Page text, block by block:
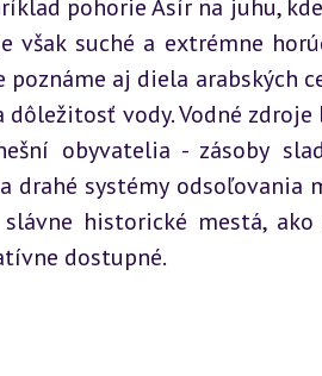
pohorie Asír na juhu,
však suché a extrémne
aj diela arabských
vody. Vodné zdroje
obyvatelia - zásoby
drahé systémy odsoľovania
historické mestá,
dostupné.